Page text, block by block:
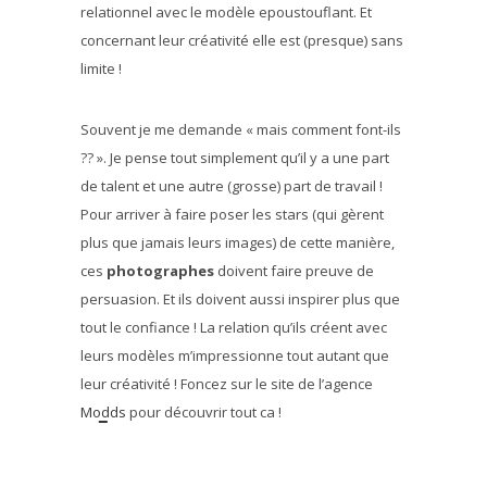
relationnel avec le modèle epoustouflant. Et
concernant leur créativité elle est (presque) sans
limite !
Souvent je me demande « mais comment font-ils
?? ». Je pense tout simplement qu’il y a une part
de talent et une autre (grosse) part de travail !
Pour arriver à faire poser les stars (qui gèrent
plus que jamais leurs images) de cette manière,
ces photographes doivent faire preuve de
persuasion. Et ils doivent aussi inspirer plus que
tout le confiance ! La relation qu’ils créent avec
leurs modèles m’impressionne tout autant que
leur créativité ! Foncez sur le site de l’agence
Modds pour découvrir tout ca !